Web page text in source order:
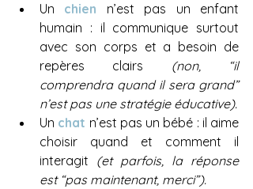
Un chien n’est pas un enfant
humain : il communique surtout
avec son corps et a besoin de
repères clairs (non, “il
comprendra quand il sera grand”
n’est pas une stratégie éducative).
Un chat n’est pas un bébé : il aime
choisir quand et comment il
interagit (et parfois, la réponse
est “pas maintenant, merci”).